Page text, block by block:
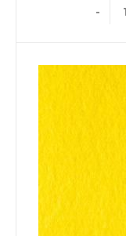
-